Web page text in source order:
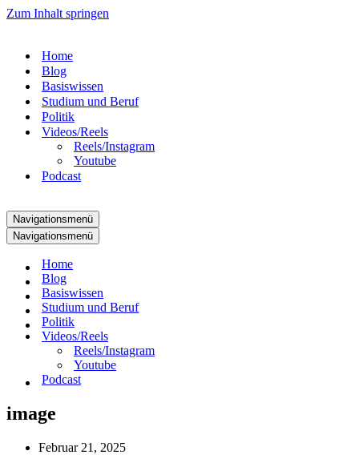
Zum Inhalt springen
Home
Blog
Basiswissen
Studium und Beruf
Politik
Videos/Reels
Reels/Instagram
Youtube
Podcast
Navigationsmenü
Navigationsmenü
Home
Blog
Basiswissen
Studium und Beruf
Politik
Videos/Reels
Reels/Instagram
Youtube
Podcast
image
Februar 21, 2025